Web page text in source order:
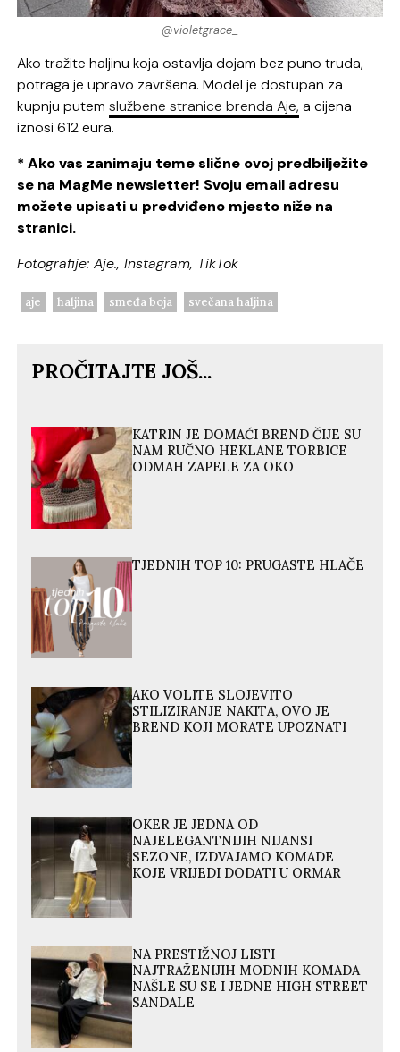
@violetgrace_
Ako tražite haljinu koja ostavlja dojam bez puno truda,
potraga je upravo završena. Model je dostupan za
kupnju putemslužbene stranice brenda Aje, a cijena
iznosi 612 eura.
* Ako vas zanimaju teme slične ovoj predbilježite
se na MagMe newsletter! Svoju email adresu
možete upisati u predviđeno mjesto niže na
stranici.
Fotografije: Aje., Instagram, TikTok
aje haljina smeđa boja svečana haljina
PROČITAJTE JOŠ...
KATRIN JE DOMAĆI BREND ČIJE SU
NAM RUČNO HEKLANE TORBICE
ODMAH ZAPELE ZA OKO
TJEDNIH TOP 10: PRUGASTE HLAČE
AKO VOLITE SLOJEVITO
STILIZIRANJE NAKITA, OVO JE
BREND KOJI MORATE UPOZNATI
OKER JE JEDNA OD
NAJELEGANTNIJIH NIJANSI
SEZONE, IZDVAJAMO KOMADE
KOJE VRIJEDI DODATI U ORMAR
NA PRESTIŽNOJ LISTI
NAJTRAŽENIJIH MODNIH KOMADA
NAŠLE SU SE I JEDNE HIGH STREET
SANDALE